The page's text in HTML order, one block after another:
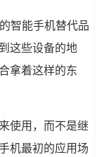
智能手机替代品
这些设备的地
拿着这样的东
使用，而不是继
机最初的应用场